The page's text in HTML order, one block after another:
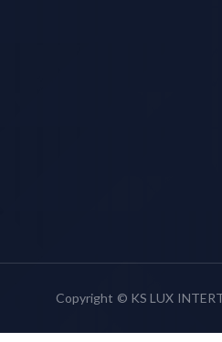
Copyright © KS LUX